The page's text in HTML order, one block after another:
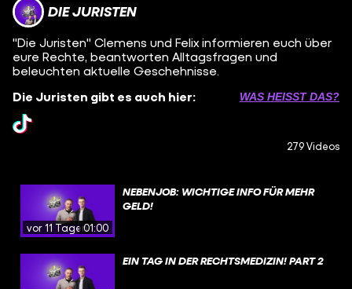
DIE JURISTEN
"Die Juristen" Clemens und Felix informieren euch über
eure Rechte, beantworten Alltagsfragen und
beleuchten aktuelle Geschehnisse.
Die Juristen gibt es auch hier:
WAS HEISST DAS?
279 Videos
vor 11 Tagen01:00
NEBENJOB: WICHTIGE INFO FÜR MEHR
GELD!
EIN TAG IN DER RECHTSMEDIZIN! PART 2